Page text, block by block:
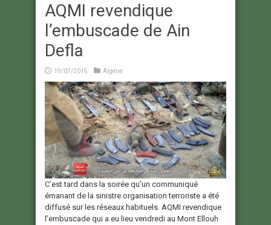
AQMI revendique
l’embuscade de Ain
Defla
19/07/2015 Algérie
C’est tard dans la soirée qu’un communiqué
émanant de la sinistre organisation terroriste a été
diffusé sur les réseaux habituels. AQMI revendique
l’embuscade qui a eu lieu vendredi au Mont Ellouh